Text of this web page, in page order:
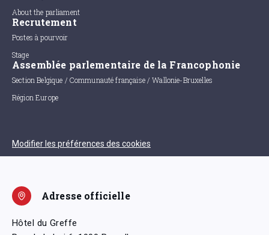
About the parliament
Recrutement
Postes à pourvoir
Stage
Assemblée parlementaire de la Francophonie
Section Belgique / Communauté française / Wallonie-Bruxelles
Région Europe
Modifier les préférences des cookies
Adresse officielle
Hôtel du Greffe